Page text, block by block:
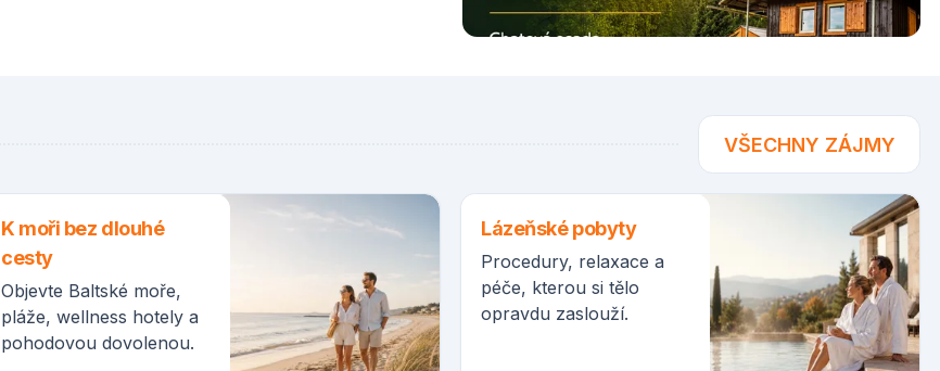
VŠECHNY ZÁJMY
K moři bez dlouhé
cesty
Objevte Baltské moře,
pláže, wellness hotely a
pohodovou dovolenou.
Lázeňské pobyty
Procedury, relaxace a
péče, kterou si tělo
opravdu zaslouží.